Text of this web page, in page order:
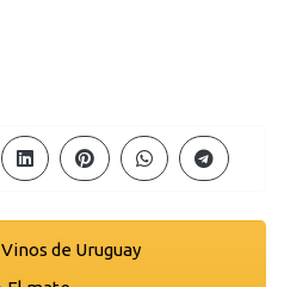
Vinos de Uruguay